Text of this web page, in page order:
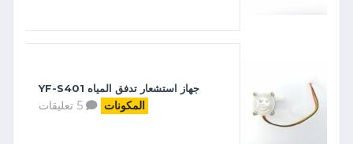
جهاز استشعار تدفق المياه YF-S401
المكونات